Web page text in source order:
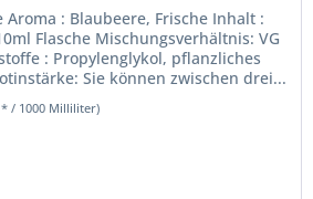
Aroma : Blaubeere, Frische Inhalt :
Flasche Mischungsverhältnis: VG
: Propylenglykol, pflanzliches
Sie können zwischen drei...
* / 1000 Milliliter)